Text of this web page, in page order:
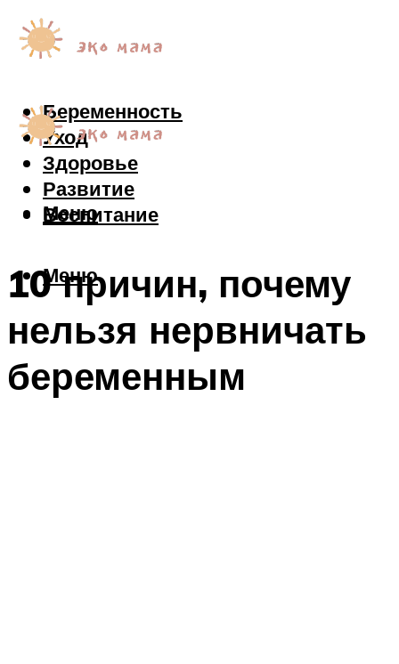
Беременность
Уход
Здоровье
Развитие
Воспитание
Меню
Меню
10 причин, почему
нельзя нервничать
беременным